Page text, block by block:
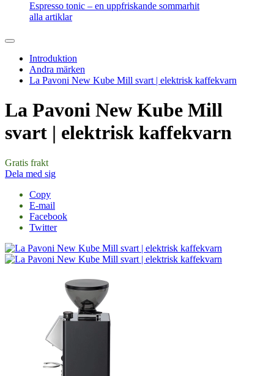
Espresso tonic – en uppfriskande sommarhit
alla artiklar
Introduktion
Andra märken
La Pavoni New Kube Mill svart | elektrisk kaffekvarn
La Pavoni New Kube Mill
svart | elektrisk kaffekvarn
Gratis frakt
Dela med sig
Copy
E-mail
Facebook
Twitter